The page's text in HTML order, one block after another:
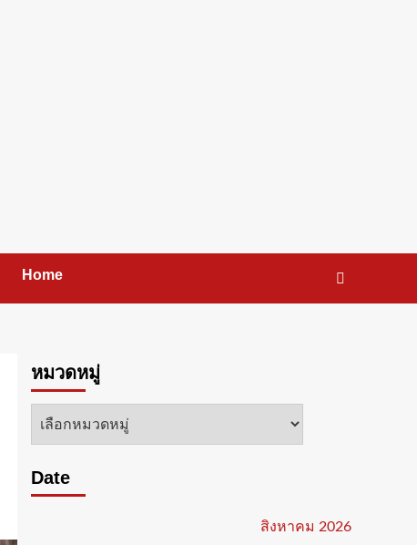
Home
หมวดหมู่
หมวด
Date
สิงหาคม 2026